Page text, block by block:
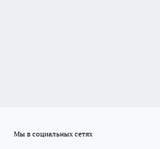
Мы в социальных сетях